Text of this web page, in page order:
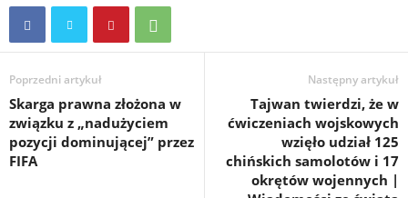
Poprzedni artykuł
Skarga prawna złożona w
związku z „nadużyciem
pozycji dominującej” przez
FIFA
Następny artykuł
Tajwan twierdzi, że w
ćwiczeniach wojskowych
wzięło udział 125
chińskich samolotów i 17
okrętów wojennych |